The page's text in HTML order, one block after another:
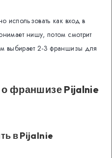
использовать как вход в
нишу, потом смотрит
выбирает 2-3 франшизы для
франшизе Pijalnie
в Pijalnie